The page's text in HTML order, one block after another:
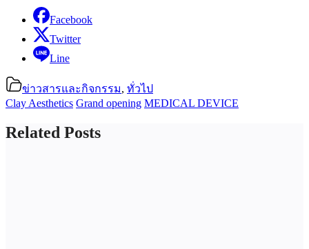
Facebook
Twitter
Line
ข่าวสารและกิจกรรม, ทั่วไป
Clay Aesthetics Grand opening MEDICAL DEVICE
Related Posts